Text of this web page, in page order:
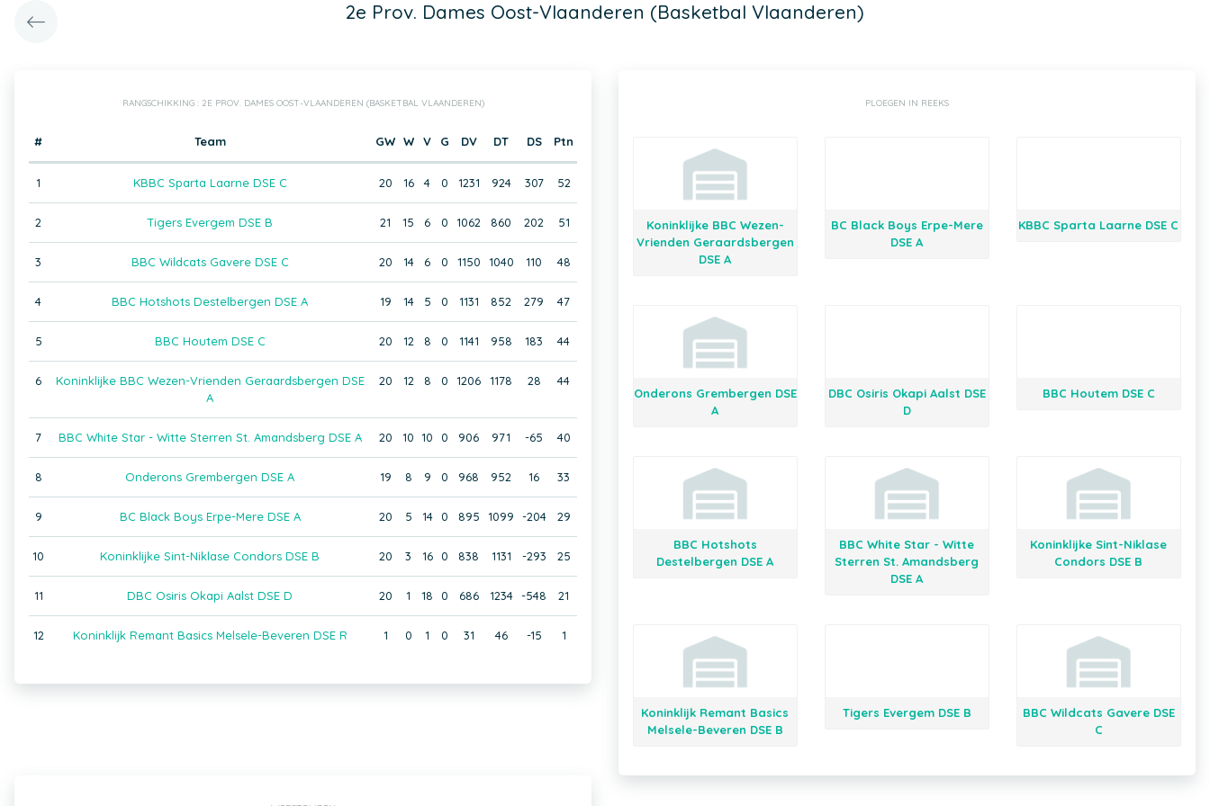
2e Prov. Dames Oost-Vlaanderen (Basketbal Vlaanderen)
RANGSCHIKKING : 2E PROV. DAMES OOST-VLAANDEREN (BASKETBAL VLAANDEREN)
# Team GW W V G DV DT DS Ptn
1 KBBC Sparta Laarne DSE C 20 16 4 0 1231 924 307 52
2 Tigers Evergem DSE B 21 15 6 0 1062 860 202 51
3 BBC Wildcats Gavere DSE C 20 14 6 0 1150 1040 110 48
4 BBC Hotshots Destelbergen DSE A 19 14 5 0 1131 852 279 47
5 BBC Houtem DSE C 20 12 8 0 1141 958 183 44
6
Koninklijke BBC Wezen-Vrienden Geraardsbergen DSE
A
20 12 8 0 1206 1178 28 44
7 BBC White Star - Witte Sterren St. Amandsberg DSE A 20 10 10 0 906 971 -65 40
8 Onderons Grembergen DSE A 19 8 9 0 968 952 16 33
9 BC Black Boys Erpe-Mere DSE A 20 5 14 0 895 1099 -204 29
10 Koninklijke Sint-Niklase Condors DSE B 20 3 16 0 838 1131 -293 25
11 DBC Osiris Okapi Aalst DSE D 20 1 18 0 686 1234 -548 21
12 Koninklijk Remant Basics Melsele-Beveren DSE R 1 0 1 0 31 46 -15 1
PLOEGEN IN REEKS
Koninklijke BBC Wezen-
Vrienden Geraardsbergen
DSE A
BC Black Boys Erpe-Mere
DSE A
KBBC Sparta Laarne DSE C
Onderons Grembergen DSE
A
DBC Osiris Okapi Aalst DSE
D
BBC Houtem DSE C
BBC Hotshots
Destelbergen DSE A
BBC White Star - Witte
Sterren St. Amandsberg
DSE A
Koninklijke Sint-Niklase
Condors DSE B
Koninklijk Remant Basics
Melsele-Beveren DSE B
Tigers Evergem DSE B
BBC Wildcats Gavere DSE
C